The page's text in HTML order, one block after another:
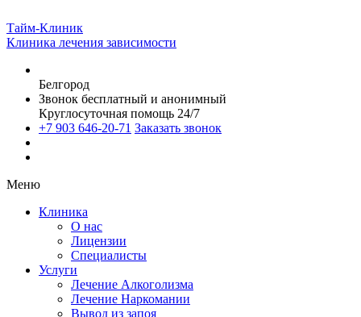
Тайм-Клиник
Клиника лечения зависимости
Белгород
Звонок бесплатный и анонимный
Круглосуточная помощь 24/7
+7 903 646-20-71 Заказать звонок
Меню
Клиника
О нас
Лицензии
Специалисты
Услуги
Лечение Алкоголизма
Лечение Наркомании
Вывод из запоя